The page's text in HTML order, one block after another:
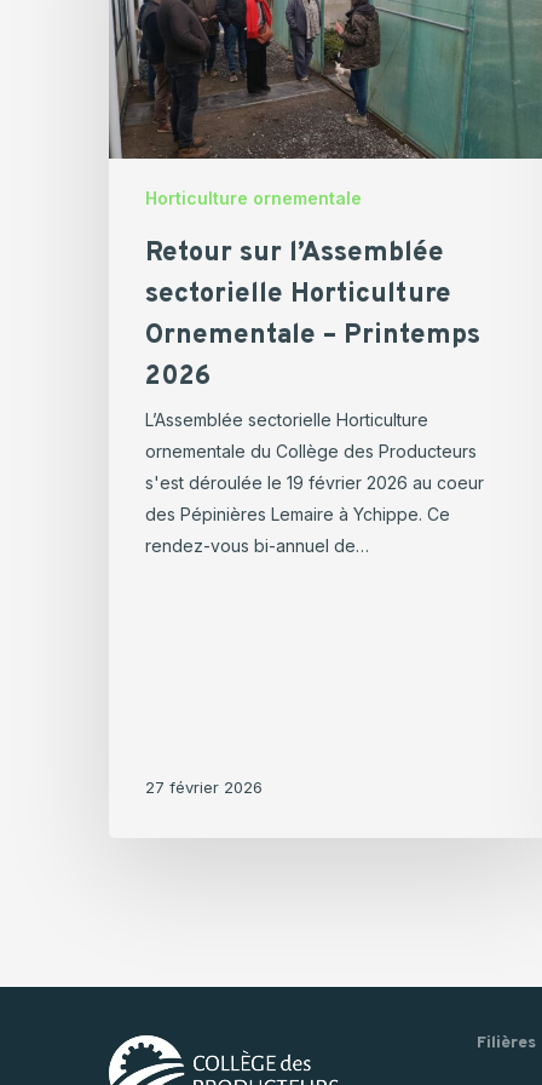
Horticulture ornementale
Ornementale
–
Printemps
2026
Retour sur l’Assemblée
sectorielle Horticulture
Ornementale – Printemps
2026
L’Assemblée sectorielle Horticulture
ornementale du Collège des Producteurs
s'est déroulée le 19 février 2026 au coeur
des Pépinières Lemaire à Ychippe. Ce
rendez-vous bi-annuel de…
27 février 2026
Filières